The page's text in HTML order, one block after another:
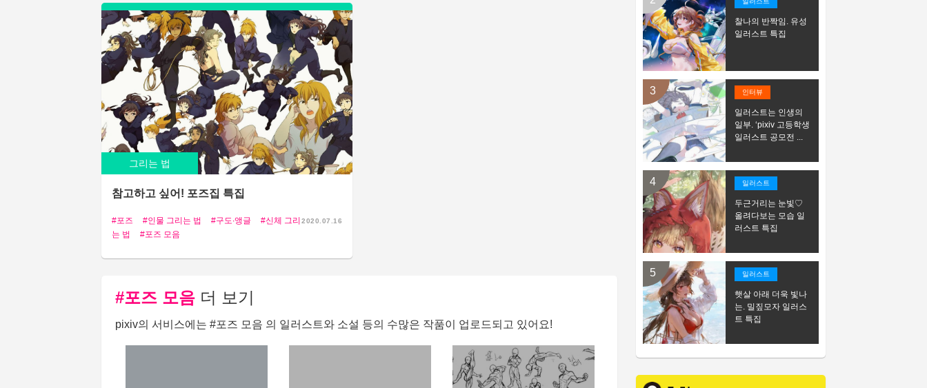
그리는 법
참고하고 싶어! 포즈집 특집
포즈 인물 그리는 법 구도∙앵글
신체 그리
는 법
포즈 모음
2020.07.16
#포즈 모음 더 보기
pixiv의 서비스에는 #포즈 모음 의 일러스트와 소설 등의 수많은 작품이 업로드되고 있어요!
찰나의 반짝임. 유성
일러스트 특집
인터뷰
일러스트는 인생의
일부. ‘pixiv 고등학생
일러스트 공모전 ...
일러스트
두근거리는 눈빛♡
올려다보는 모습 일
러스트 특집
일러스트
햇살 아래 더욱 빛나
는. 밀짚모자 일러스
트 특집